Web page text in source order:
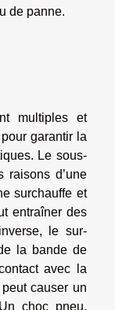
de panne.
multiples et
garantir la
Le sous-
raisons d’une
surchauffe et
entraîner des
le sur-
la bande de
avec la
causer un
choc pneu,